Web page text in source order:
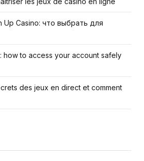
Up Casino: что выбрать для
how to access your account safely
des jeux en direct et comment